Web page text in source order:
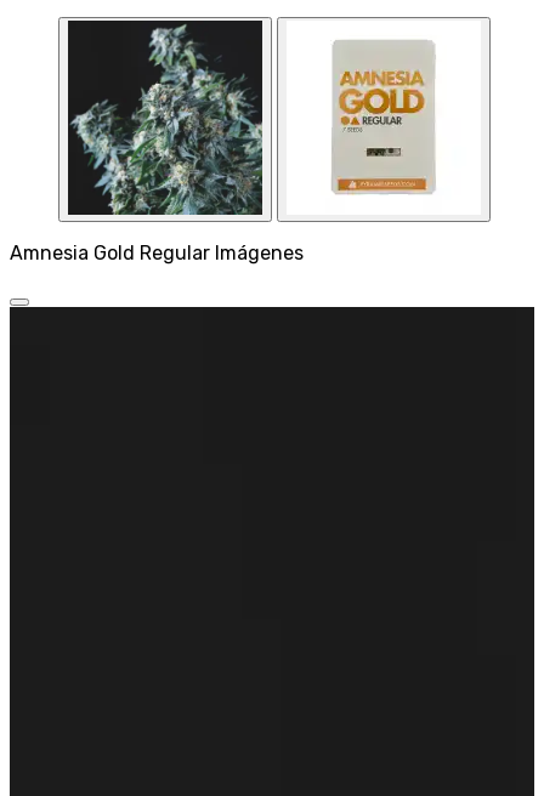
Amnesia Gold Regular Imágenes